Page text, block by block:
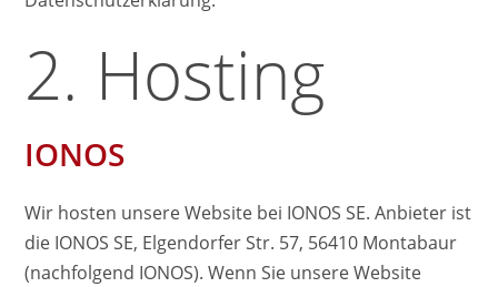
2. Hosting
IONOS
Wir hosten unsere Website bei IONOS SE. Anbieter ist
die IONOS SE, Elgendorfer Str. 57, 56410 Montabaur
(nachfolgend IONOS). Wenn Sie unsere Website